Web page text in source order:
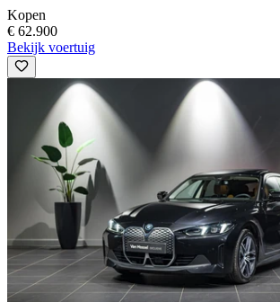
Kopen
€ 62.900
Bekijk voertuig